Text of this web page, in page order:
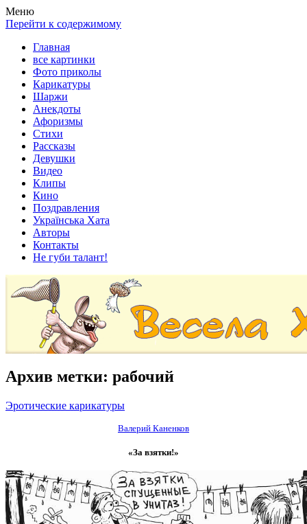
Весела хата — прикольные картинки, смешные истории,
клипы!
Покажем всем ваши фото приколы, карикатуры, шаржи, стихи,
рассказы, видео и песни!
Меню
Перейти к содержимому
Главная
все картинки
Фото приколы
Карикатуры
Шаржи
Анекдоты
Афоризмы
Стихи
Рассказы
Девушки
Видео
Клипы
Кино
Поздравления
Українська Хата
Авторы
Контакты
Не губи талант!
Архив метки: рабочий
Эротические карикатуры
Валерий Каненков
«За взятки!»